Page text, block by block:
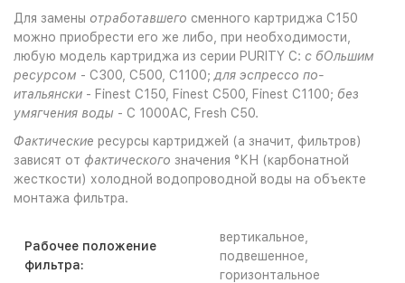
Для замены отработавшего сменного картриджа С150
можно приобрести его же либо, при необходимости,
любую модель картриджа из серии PURITY C: с бОльшим
ресурсом - С300, С500, С1100; для эспрессо по-
итальянски - Finest С150, Finest C500, Finest C1100; без
умягчения воды - С 1000АС, Fresh C50.
Фактические ресурсы картриджей (а значит, фильтров)
зависят от фактического значения °КН (карбонатной
жесткости) холодной водопроводной воды на объекте
монтажа фильтра.
Рабочее положение
фильтра:
вертикальное,
подвешенное,
горизонтальное